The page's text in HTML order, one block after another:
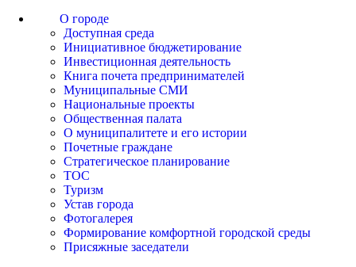
О городе
Доступная среда
Инициативное бюджетирование
Инвестиционная деятельность
Книга почета предпринимателей
Муниципальные СМИ
Национальные проекты
Общественная палата
О муниципалитете и его истории
Почетные граждане
Стратегическое планирование
ТОС
Туризм
Устав города
Фотогалерея
Формирование комфортной городской среды
Присяжные заседатели